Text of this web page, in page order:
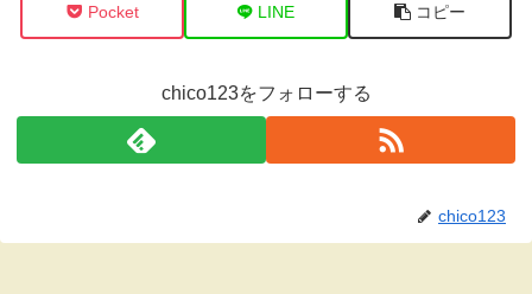
Pocket LINE コピー
chico123をフォローする
chico123